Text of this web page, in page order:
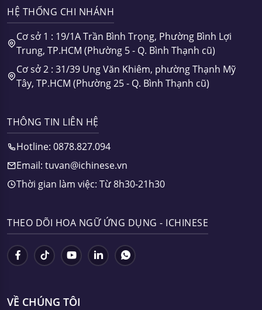
HỆ THỐNG CHI NHÁNH
Cơ sở 1 : 19/1A Trần Bình Trọng, Phường Bình Lợi
Trung, TP.HCM (Phường 5 - Q. Bình Thạnh cũ)
Cơ sở 2 : 31/39 Ung Văn Khiêm, phường Thạnh Mỹ
Tây, TP.HCM (Phường 25 - Q. Bình Thạnh cũ)
THÔNG TIN LIÊN HỆ
Hotline: 0878.827.094
Email: tuvan@ichinese.vn
Thời gian làm việc: Từ 8h30-21h30
THEO DÕI HOA NGỮ ỨNG DỤNG - ICHINESE
VỀ CHÚNG TÔI